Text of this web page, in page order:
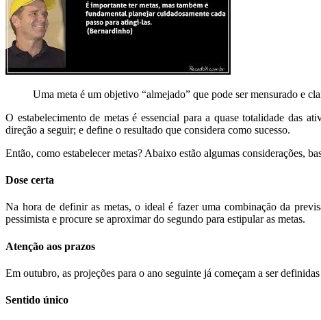
Uma meta é um objetivo “almejado” que pode ser mensurado e
O estabelecimento de metas é essencial para a quase totalidade das
direção a seguir; e define o resultado que considera como sucesso.
Então, como estabelecer metas? Abaixo estão algumas considerações,
Dose certa
Na hora de definir as metas, o ideal é fazer uma combinação da
pessimista e procure se aproximar do segundo para estipular as metas.
Atenção aos prazos
Em outubro, as projeções para o ano seguinte já começam a ser
Sentido único